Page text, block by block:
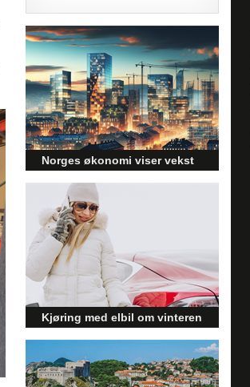
Norges økonomi viser vekst
og påvirker byggebransjen
Den norske økonomien har vist
jevn vekst de siste tre kvartalene,
noe som skaper optimisme på
tvers av ulike sektorer.
Byggebransjen er spesielt godt
posisjonert til å dra nytte av denne
økonomiske oppgangen.
Kjøring med elbil om vinteren
– hvordan få bedre
rekkevidde?
Elbiler (EV) representerer